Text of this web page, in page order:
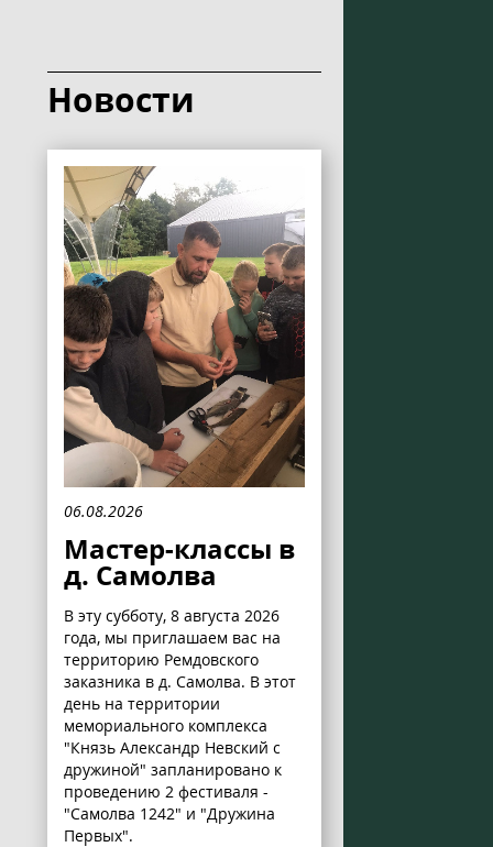
Новости
06.08.2026
Мастер-классы в
д. Самолва
В эту субботу, 8 августа 2026
года, мы приглашаем вас на
территорию Ремдовского
заказника в д. Самолва. В этот
день на территории
мемориального комплекса
"Князь Александр Невский с
дружиной" запланировано к
проведению 2 фестиваля -
"Самолва 1242" и "Дружина
Первых".